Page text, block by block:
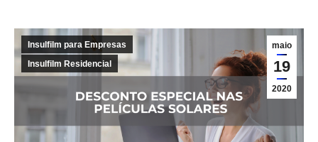
maio
19
2020
Insulfilm para Empresas
Insulfilm Residencial